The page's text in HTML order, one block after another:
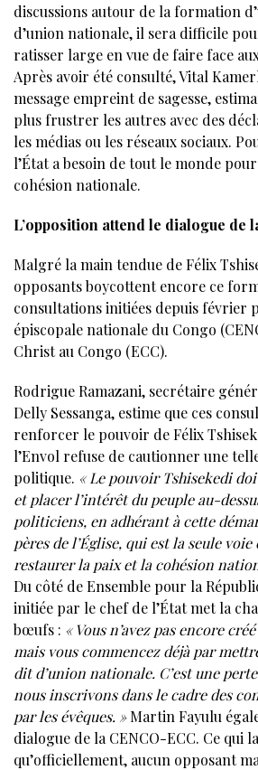
discussions autour de la formation
d’union nationale, il sera difficile
ratisser large en vue de faire face
Après avoir été consulté, Vital
message empreint de sagesse,
plus frustrer les autres avec des
les médias ou les réseaux sociaux.
l’État a besoin de tout le monde
cohésion nationale.
L’opposition attend le dialogue de
Malgré la main tendue de Félix
opposants boycottent encore ce
consultations initiées depuis février
épiscopale nationale du Congo
Christ au Congo (ECC).
Rodrigue Ramazani, secrétaire
Delly Sessanga, estime que ces
renforcer le pouvoir de Félix
l’Envol refuse de cautionner une
politique. « Le pouvoir Tshisekedi
et placer l’intérêt du peuple au-
politiciens, en adhérant à cette
pères de l’Église, qui est la seule
restaurer la paix et la cohésion
Du côté de Ensemble pour la
initiée par le chef de l’État met la
bœufs : « Vous n’avez pas encore
mais vous commencez déjà par
dit d’union nationale. C’est une
nous inscrivons dans le cadre des
par les évêques. »Martin Fayulu
dialogue de la CENCO-ECC. Ce qui
qu’officiellement, aucun opposant